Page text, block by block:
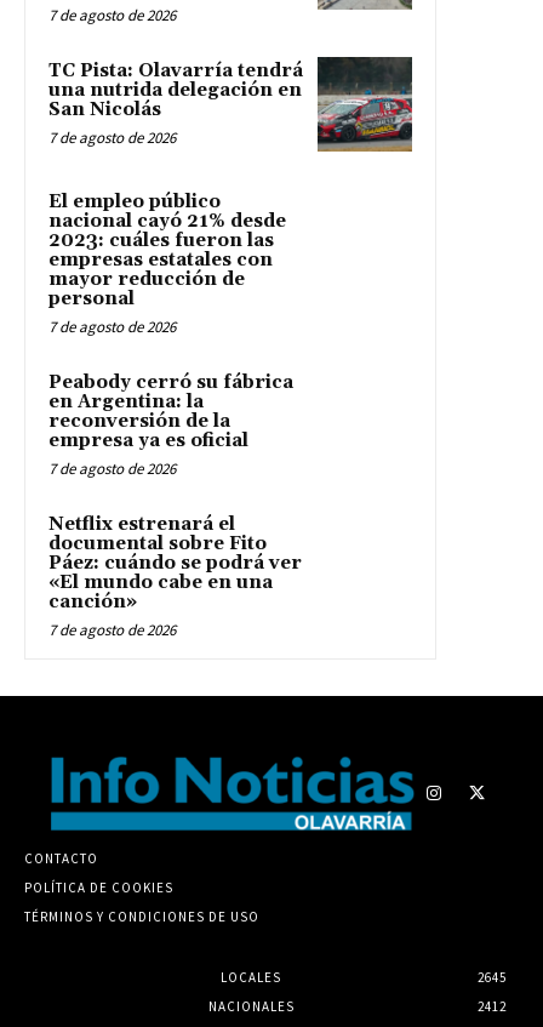
7 de agosto de 2026
TC Pista: Olavarría tendrá
una nutrida delegación en
San Nicolás
7 de agosto de 2026
El empleo público
nacional cayó 21% desde
2023: cuáles fueron las
empresas estatales con
mayor reducción de
personal
7 de agosto de 2026
Peabody cerró su fábrica
en Argentina: la
reconversión de la
empresa ya es oficial
7 de agosto de 2026
Netflix estrenará el
documental sobre Fito
Páez: cuándo se podrá ver
«El mundo cabe en una
canción»
7 de agosto de 2026
CONTACTO
POLÍTICA DE COOKIES
TÉRMINOS Y CONDICIONES DE USO
LOCALES
2645
NACIONALES
2412